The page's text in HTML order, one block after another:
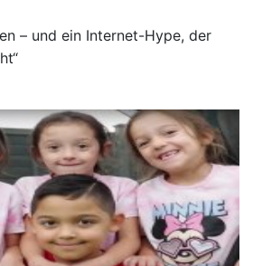
– und ein Internet-Hype, der